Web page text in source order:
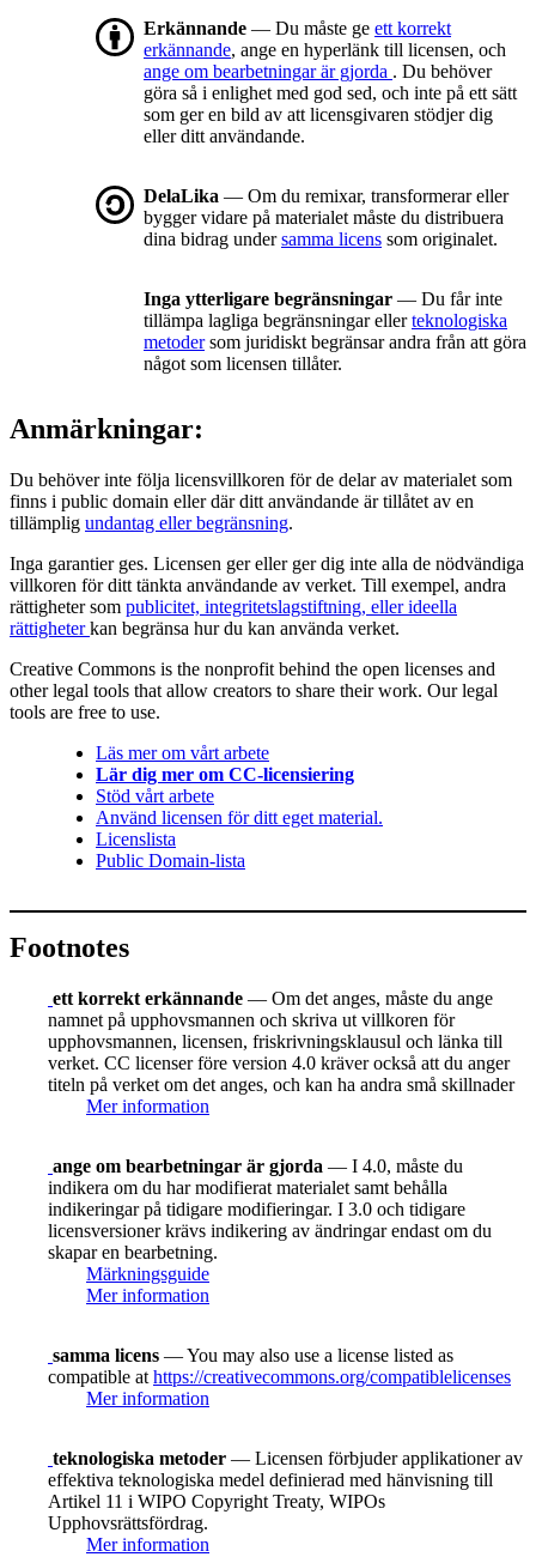
Erkännande — Du måste ge ett korrekt
erkännande, ange en hyperlänk till licensen, och
ange om bearbetningar är gjorda . Du behöver
göra så i enlighet med god sed, och inte på ett sätt
som ger en bild av att licensgivaren stödjer dig
eller ditt användande.
DelaLika — Om du remixar, transformerar eller
bygger vidare på materialet måste du distribuera
dina bidrag undersamma licens som originalet.
Inga ytterligare begränsningar — Du får inte
tillämpa lagliga begränsningar ellerteknologiska
metodersom juridiskt begränsar andra från att göra
något som licensen tillåter.
Anmärkningar:
Du behöver inte följa licensvillkoren för de delar av materialet som
finns i public domain eller där ditt användande är tillåtet av en
tillämplig undantag eller begränsning.
Inga garantier ges. Licensen ger eller ger dig inte alla de nödvändiga
villkoren för ditt tänkta användande av verket. Till exempel, andra
rättigheter som publicitet, integritetslagstiftning, eller ideella
rättigheterkan begränsa hur du kan använda verket.
Creative Commons is the nonprofit behind the open licenses and
other legal tools that allow creators to share their work. Our legal
tools are free to use.
Läs mer om vårt arbete
Lär dig mer om CC-licensiering
Stöd vårt arbete
Använd licensen för ditt eget material.
Licenslista
Public Domain-lista
Footnotes
ett korrekt erkännande — Om det anges, måste du ange
namnet på upphovsmannen och skriva ut villkoren för
upphovsmannen, licensen, friskrivningsklausul och länka till
verket. CC licenser före version 4.0 kräver också att du anger
titeln på verket om det anges, och kan ha andra små skillnader
Mer information
ange om bearbetningar är gjorda — I 4.0, måste du
indikera om du har modifierat materialet samt behålla
indikeringar på tidigare modifieringar. I 3.0 och tidigare
licensversioner krävs indikering av ändringar endast om du
skapar en bearbetning.
Märkningsguide
Mer information
samma licens — You may also use a license listed as
compatible at https://creativecommons.org/compatiblelicenses
Mer information
teknologiska metoder — Licensen förbjuder applikationer av
effektiva teknologiska medel definierad med hänvisning till
Artikel 11 i WIPO Copyright Treaty, WIPOs
Upphovsrättsfördrag.
Mer information